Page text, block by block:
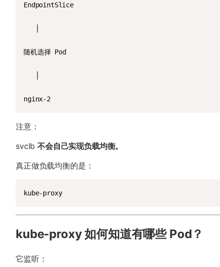
EndpointSlice
随机选择 Pod
nginx-2
注意：
svclb不会自己实现负载均衡。
真正做负载均衡的是：
kube-proxy
kube-proxy 如何知道有哪些 Pod？
它监听：